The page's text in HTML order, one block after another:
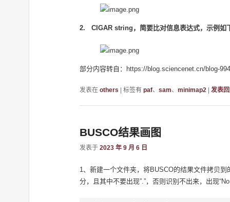
2. CIGAR string，简要比对信息表达式，示例如
部分内容转自：https://blog.sciencenet.cn/blog-
发表在 others | 标签有 paf、 sam、 minimap2 | 发表
BUSCO结果画图
发表于 2023 年 9 月 6 日
1、新建一个文件夹，将BUSCO的结果文件拷贝
分，且其中不要出现”.”，否则识别不出来，出现